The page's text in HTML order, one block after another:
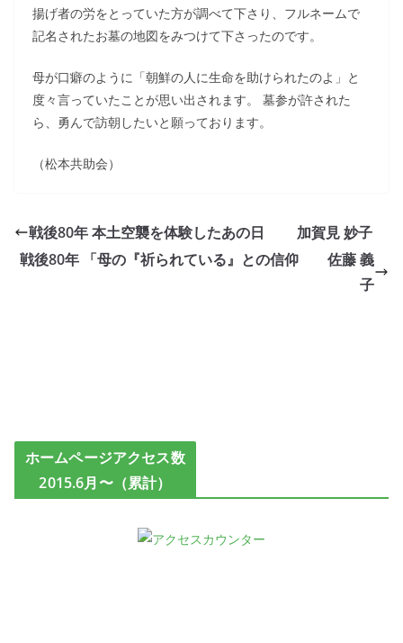
揚げ者の労をとっていた方が調べて下さり、フルネームで
記名されたお墓の地図をみつけて下さったのです。
母が口癖のように「朝鮮の人に生命を助けられたのよ」と
度々言っていたことが思い出されます。 墓参が許された
ら、勇んで訪朝したいと願っております。
（松本共助会）
戦後80年 本土空襲を体験したあの日 加賀見 妙子
戦後80年 「母の『祈られている』との信仰 佐藤 義
子
ホームページアクセス数
2015.6月〜（累計）